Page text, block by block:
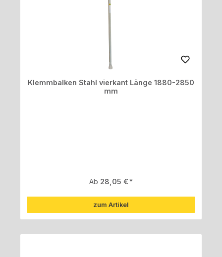
Klemmbalken Stahl vierkant Länge 1880-2850
mm
Regulärer Preis:
Ab 28,05 €
zum Artikel